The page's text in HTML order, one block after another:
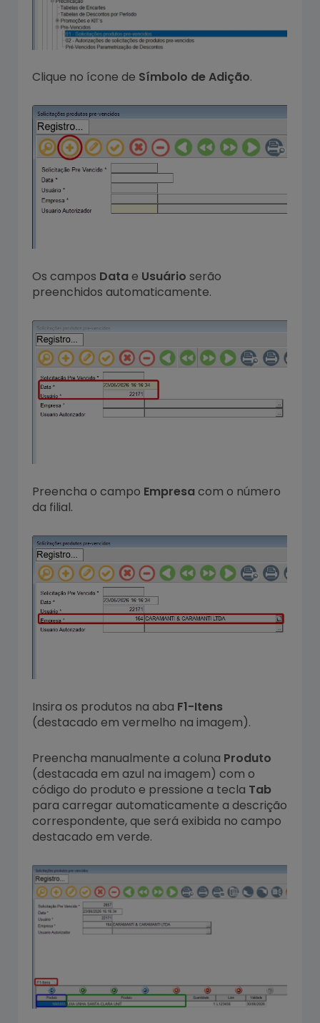
Clique no ícone de Símbolo de Adição.
Os campos Datae Usuário serão
preenchidos automaticamente.
Preencha o campo Empresacom o número
da filial.
Insira os produtos na aba F1-Itens
(destacado em vermelho na imagem).
Preencha manualmente a coluna Produto
(destacada em azul na imagem) com o
código do produto e pressione a tecla Tab
para carregar automaticamente a descrição
correspondente, que será exibida no campo
destacado em verde.